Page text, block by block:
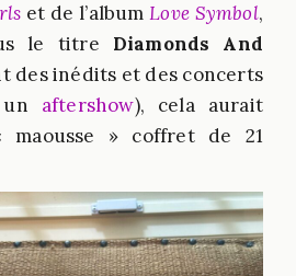
et de l’albumLove Symbol,
le titre Diamonds And
des inédits et des concerts
aftershow), cela aurait
maousse » coffret de 21